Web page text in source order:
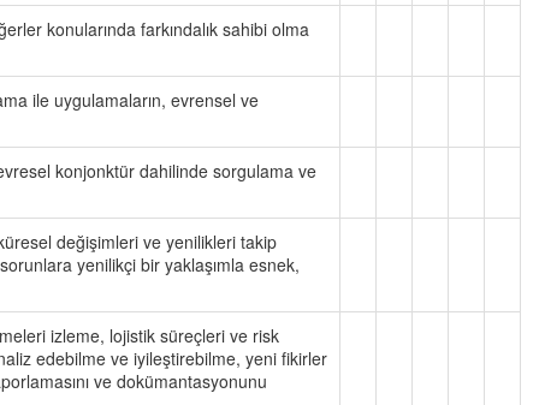
konularında farkındalık sahibi olma
ile uygulamaların, evrensel ve
konjonktür dahilinde sorgulama ve
değişimleri ve yenilikleri takip
yenilikçi bir yaklaşımla esnek,
izleme, lojistik süreçleri ve risk
edebilme ve iyileştirebilme, yeni fikirler
ve dokümantasyonunu